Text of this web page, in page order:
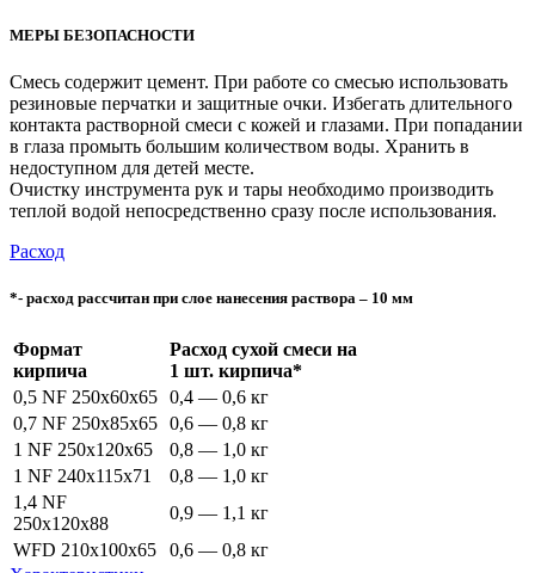
МЕРЫ БЕЗОПАСНОСТИ
Смесь содержит цемент. При работе со смесью использовать
резиновые перчатки и защитные очки. Избегать длительного
контакта растворной смеси с кожей и глазами. При попадании
в глаза промыть большим количеством воды. Хранить в
недоступном для детей месте.
Очистку инструмента рук и тары необходимо производить
теплой водой непосредственно сразу после использования.
Расход
*- расход рассчитан при слое нанесения раствора – 10 мм
Формат
кирпича
Расход сухой смеси на
1 шт. кирпича*
0,5 NF 250x60x65 0,4 — 0,6 кг
0,7 NF 250x85x65 0,6 — 0,8 кг
1 NF 250x120x65
0,8 — 1,0 кг
1 NF 240x115x71
0,8 — 1,0 кг
1,4 NF
250x120x88
0,9 — 1,1 кг
WFD 210x100x65
0,6 — 0,8 кг